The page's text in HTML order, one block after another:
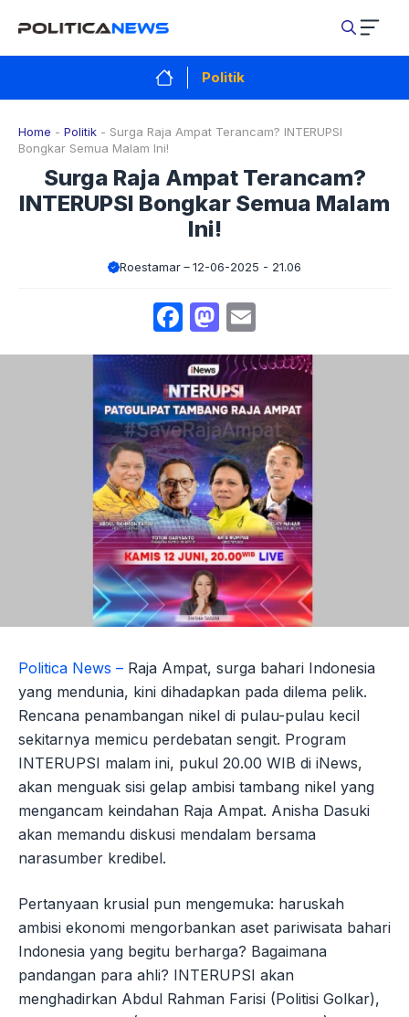
isi
Politik
Home - Politik - Surga Raja Ampat Terancam? INTERUPSI
Bongkar Semua Malam Ini!
Surga Raja Ampat Terancam?
INTERUPSI Bongkar Semua Malam
Ini!
Roestamar 12-06-2025 - 21.06
Facebook
Mastodon
Politica News – Raja Ampat, surga bahari Indonesia
yang mendunia, kini dihadapkan pada dilema pelik.
Rencana penambangan nikel di pulau-pulau kecil
sekitarnya memicu perdebatan sengit. Program
INTERUPSI malam ini, pukul 20.00 WIB di iNews,
akan menguak sisi gelap ambisi tambang nikel yang
mengancam keindahan Raja Ampat. Anisha Dasuki
akan memandu diskusi mendalam bersama
narasumber kredibel.
Pertanyaan krusial pun mengemuka: haruskah
ambisi ekonomi mengorbankan aset pariwisata bahari
Indonesia yang begitu berharga? Bagaimana
pandangan para ahli? INTERUPSI akan
menghadirkan Abdul Rahman Farisi (Politisi Golkar),